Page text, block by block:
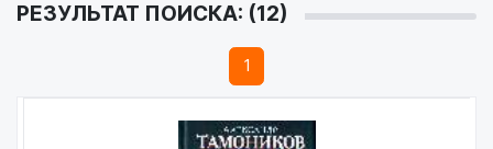
РЕЗУЛЬТАТ ПОИСКА: (12)
1